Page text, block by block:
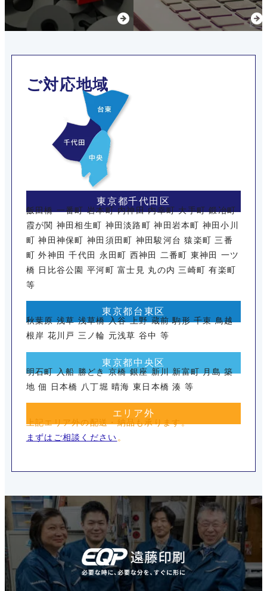
ご対応地域
東京都千代田区
飯田橋 一番町 岩本町 内神田 内幸町 大手町 鍛冶町
霞が関 神田相生町 神田淡路町 神田岩本町 神田小川
町 神田神保町 神田須田町 神田駿河台 猿楽町 三番
町 外神田 千代田 永田町 西神田 二番町 東神田 一ツ
橋 日比谷公園 平河町 富士見 丸の内 三崎町 有楽町
等
東京都台東区
秋葉原 浅草 浅草橋 入谷 上野 蔵前 駒形 千束 鳥越
根岸 花川戸 三ノ輪 元浅草 谷中 等
東京都中央区
明石町 入船 勝どき 京橋 銀座 新川 新富町 月島 築
地 佃 日本橋 八丁堀 晴海 東日本橋 湊 等
エリア外
上記エリア外の配送・納品も承ります。
まずはご相談ください 。